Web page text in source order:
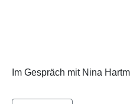
Im Gespräch mit Nina